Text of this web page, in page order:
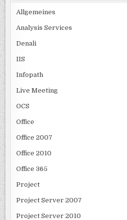
Allgemeines
Analysis Services
Denali
IIS
Infopath
Live Meeting
OCS
Office
Office 2007
Office 2010
Office 365
Project
Project Server 2007
Project Server 2010